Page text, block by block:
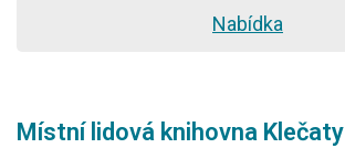
Nabídka
Místní lidová knihovna Klečaty